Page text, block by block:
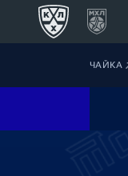
ЧАЙКА